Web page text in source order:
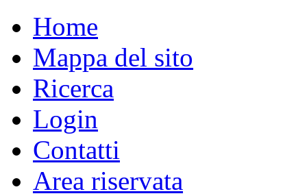
Home
Mappa del sito
Ricerca
Login
Contatti
Area riservata